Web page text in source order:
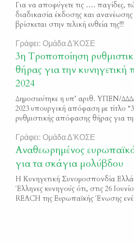
Για να αποφύγετε τις …. παγίδες,
διαδικασία έκδοσης και
βρίσκεται στην τελική ευθεία της!!!
Γράφει: Ομάδα Δ'ΚΟΣΕ
3η Τροποποίηση
θήρας για την κυνηγετική
2024
Δημοσιεύτηκε η υπ’ αριθ. ΥΠΕΝ/
2023 υπουργική απόφαση με τίτλο
ρυθμιστικής απόφασης θήρας για
Γράφει: Ομάδα Δ'ΚΟΣΕ
Αναθεωρημένος
για τα σκάγια μολύβδου
Η Κυνηγετική Συνομοσπονδία
Έλληνες κυνηγούς ότι, στις 26
REACH της Ευρωπαϊκής Ένωσης